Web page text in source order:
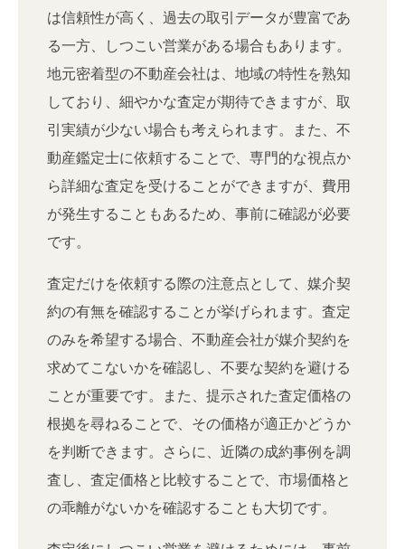
は信頼性が高く、過去の取引データが豊富であ
る一方、しつこい営業がある場合もあります。
地元密着型の不動産会社は、地域の特性を熟知
しており、細やかな査定が期待できますが、取
引実績が少ない場合も考えられます。また、不
動産鑑定士に依頼することで、専門的な視点か
ら詳細な査定を受けることができますが、費用
が発生することもあるため、事前に確認が必要
です。
査定だけを依頼する際の注意点として、媒介契
約の有無を確認することが挙げられます。査定
のみを希望する場合、不動産会社が媒介契約を
求めてこないかを確認し、不要な契約を避ける
ことが重要です。また、提示された査定価格の
根拠を尋ねることで、その価格が適正かどうか
を判断できます。さらに、近隣の成約事例を調
査し、査定価格と比較することで、市場価格と
の乖離がないかを確認することも大切です。